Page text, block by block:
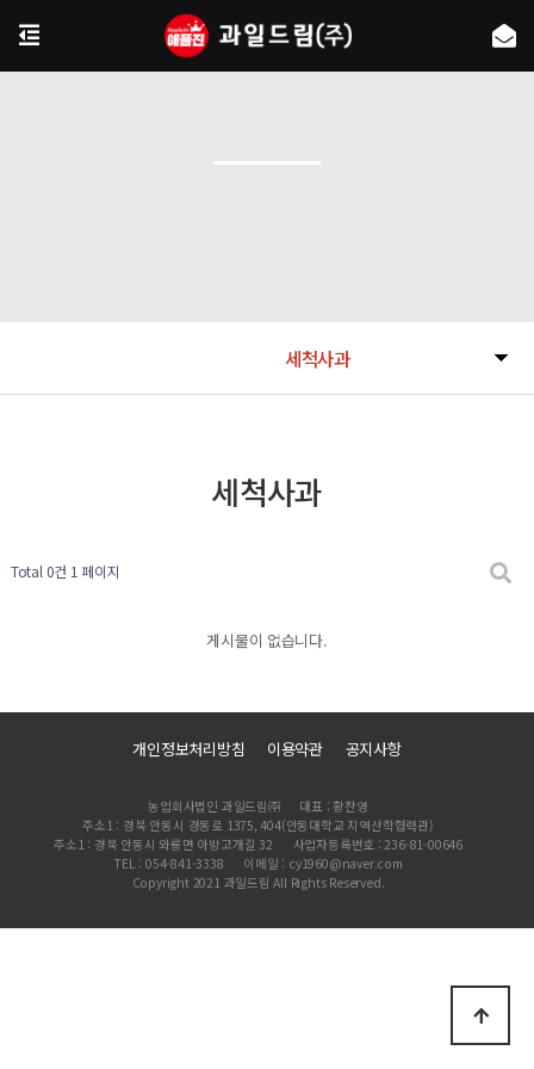
세척사과
세척사과
Total 0건 1 페이지
게시물이 없습니다.
개인정보처리방침 이용약관 공지사항
농업회사법인 과일드림㈜
대표 : 황찬영
주소1 : 경북 안동시 경동로 1375, 404(안동대학교 지역산학협력관)
주소1 : 경북 안동시 와룡면 아방고개길 32
사업자등록번호 : 236-81-00646
TEL : 054-841-3338
이메일 : cy1960@naver.com
Copyright 2021 과일드림 All Rights Reserved.